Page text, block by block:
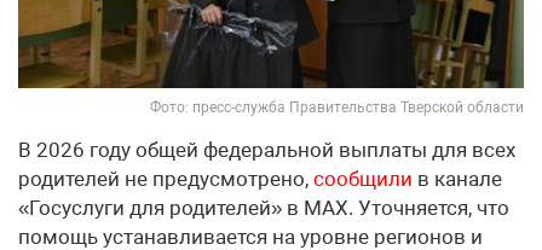
Фото: пресс-служба Правительства Тверской области
В 2026 году общей федеральной выплаты для всех
родителей не предусмотрено, сообщили в канале
«Госуслуги для родителей» в МАХ. Уточняется, что
помощь устанавливается на уровне регионов и